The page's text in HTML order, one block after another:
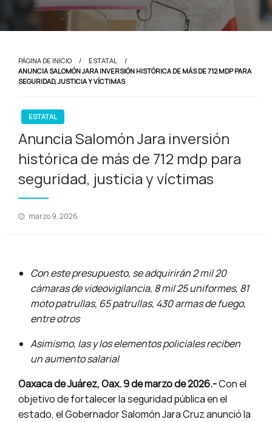
PÁGINA DE INICIO
ESTATAL
ANUNCIA SALOMÓN JARA INVERSIÓN HISTÓRICA DE MÁS DE 712 MDP PARA
SEGURIDAD, JUSTICIA Y VÍCTIMAS
ESTATAL
Anuncia Salomón Jara inversión
histórica de más de 712 mdp para
seguridad, justicia y víctimas
Publicado
marzo 9, 2026
Con este presupuesto, se adquirirán 2 mil 20
cámaras de videovigilancia, 8 mil 25 uniformes, 81
moto patrullas, 65 patrullas, 430 armas de fuego,
entre otros
Asimismo, las y los elementos policiales reciben
un aumento salarial
Oaxaca de Juárez, Oax. 9 de marzo de 2026.-Con el
objetivo de fortalecer la seguridad pública en el
estado, el Gobernador Salomón Jara Cruz anunció la